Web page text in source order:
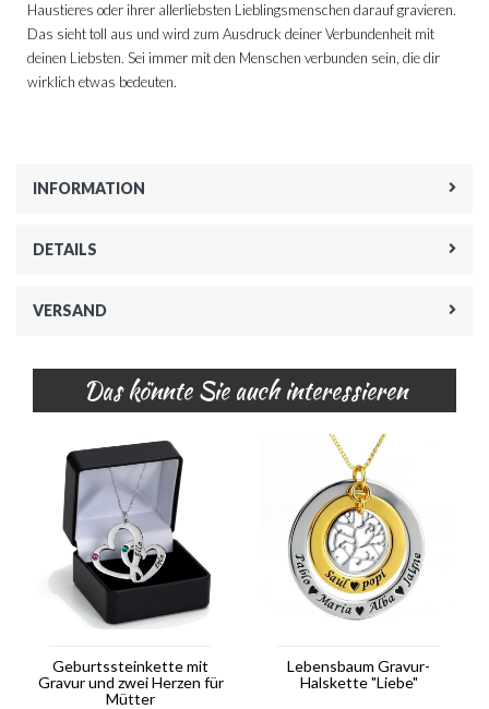
Haustieres oder ihrer allerliebsten Lieblingsmenschen darauf gravieren.
Das sieht toll aus und wird zum Ausdruck deiner Verbundenheit mit
deinen Liebsten. Sei immer mit den Menschen verbunden sein, die dir
wirklich etwas bedeuten.
INFORMATION
DETAILS
VERSAND
Das könnte Sie auch interessieren
Geburtssteinkette mit
Gravur und zwei Herzen für
Mütter
Lebensbaum Gravur-
Halskette "Liebe"